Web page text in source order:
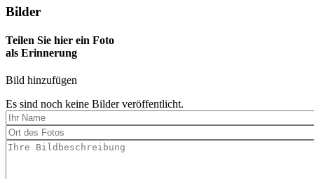
Bilder
Teilen Sie hier ein Foto
als Erinnerung
Bild hinzufügen
Es sind noch keine Bilder veröffentlicht.